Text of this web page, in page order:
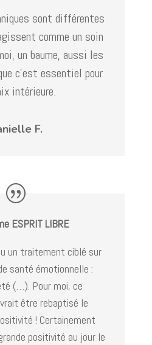
sont différentes
comme un soin
un baume, aussi les
c’est essentiel pour
intérieure.
F.
ESPRIT LIBRE
un traitement ciblé sur
santé émotionnelle :
(…). Pour moi, ce
être rebaptisé le
! Certainement
positivité au jour le